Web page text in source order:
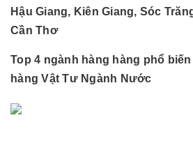
Hậu Giang, Kiên Giang, Sóc
Cần Thơ
Top 4 ngành hàng hàng phổ
hàng Vật Tư Ngành Nước